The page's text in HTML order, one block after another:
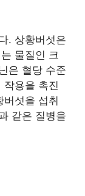
. 상황버섯은
물질인 크
은 혈당 수준
작용을 촉진
버섯을 섭취
같은 질병을